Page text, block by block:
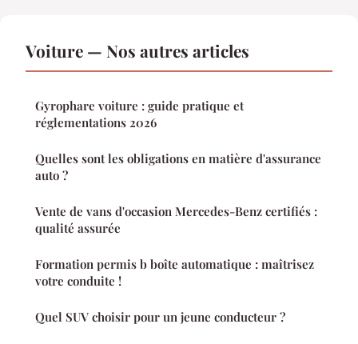
Voiture — Nos autres articles
Gyrophare voiture : guide pratique et
réglementations 2026
Quelles sont les obligations en matière d'assurance
auto ?
Vente de vans d'occasion Mercedes-Benz certifiés :
qualité assurée
Formation permis b boîte automatique : maîtrisez
votre conduite !
Quel SUV choisir pour un jeune conducteur ?